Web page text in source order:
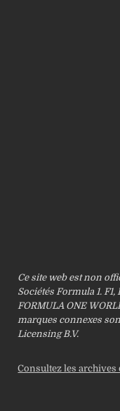
Ce site web est non
Sociétés Formula 1. F1,
FORMULA ONE
marques connexes
Licensing B.V.
Consultez les archives